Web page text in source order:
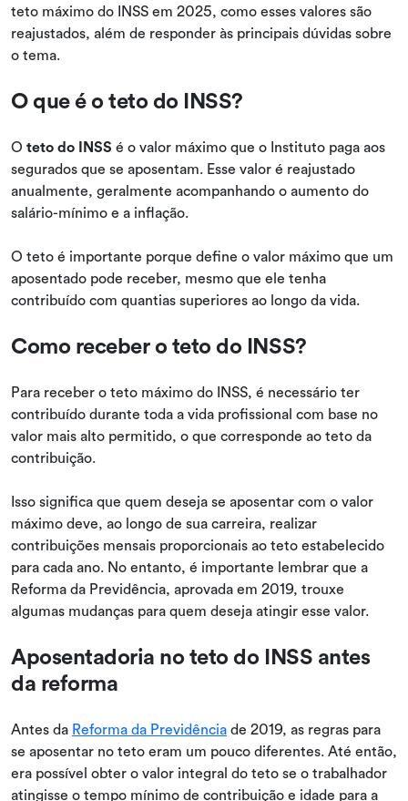
teto máximo do INSS em 2025, como esses valores são
reajustados, além de responder às principais dúvidas sobre
o tema.
O que é o teto do INSS?
O teto do INSS é o valor máximo que o Instituto paga aos
segurados que se aposentam. Esse valor é reajustado
anualmente, geralmente acompanhando o aumento do
salário-mínimo e a inflação.
O teto é importante porque define o valor máximo que um
aposentado pode receber, mesmo que ele tenha
contribuído com quantias superiores ao longo da vida.
Como receber o teto do INSS?
Para receber o teto máximo do INSS, é necessário ter
contribuído durante toda a vida profissional com base no
valor mais alto permitido, o que corresponde ao teto da
contribuição.
Isso significa que quem deseja se aposentar com o valor
máximo deve, ao longo de sua carreira, realizar
contribuições mensais proporcionais ao teto estabelecido
para cada ano. No entanto, é importante lembrar que a
Reforma da Previdência, aprovada em 2019, trouxe
algumas mudanças para quem deseja atingir esse valor.
Aposentadoria no teto do INSS antes
da reforma
Antes da Reforma da Previdência de 2019, as regras para
se aposentar no teto eram um pouco diferentes. Até então,
era possível obter o valor integral do teto se o trabalhador
atingisse o tempo mínimo de contribuição e idade para a